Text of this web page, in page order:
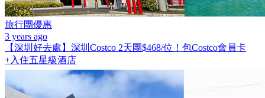
旅行團優惠
3 years ago
【深圳好去處】深圳Costco 2天團$468/位！包Costco會員卡
+入住五星級酒店